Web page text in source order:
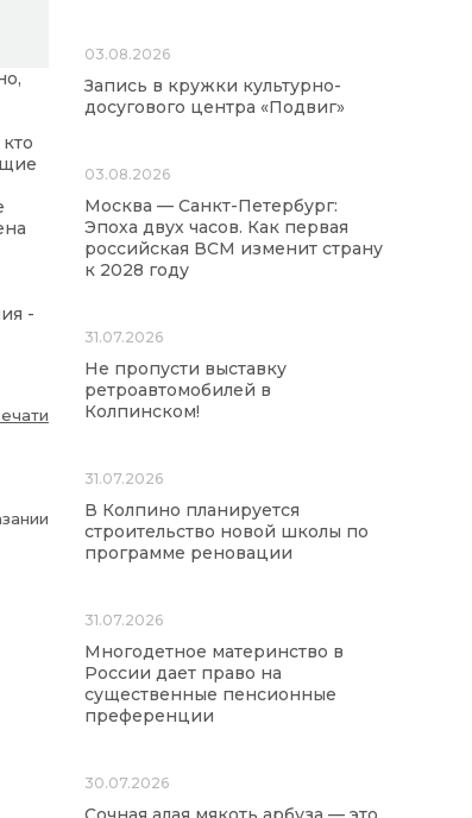
-
03.08.2026
Запись в кружки культурно-
досугового центра «Подвиг»
03.08.2026
Москва — Санкт-Петербург:
Эпоха двух часов. Как первая
российская ВСМ изменит страну
к 2028 году
31.07.2026
Не пропусти выставку
ретроавтомобилей в
Колпинском!
31.07.2026
В Колпино планируется
строительство новой школы по
программе реновации
31.07.2026
Многодетное материнство в
России дает право на
существенные пенсионные
преференции
30.07.2026